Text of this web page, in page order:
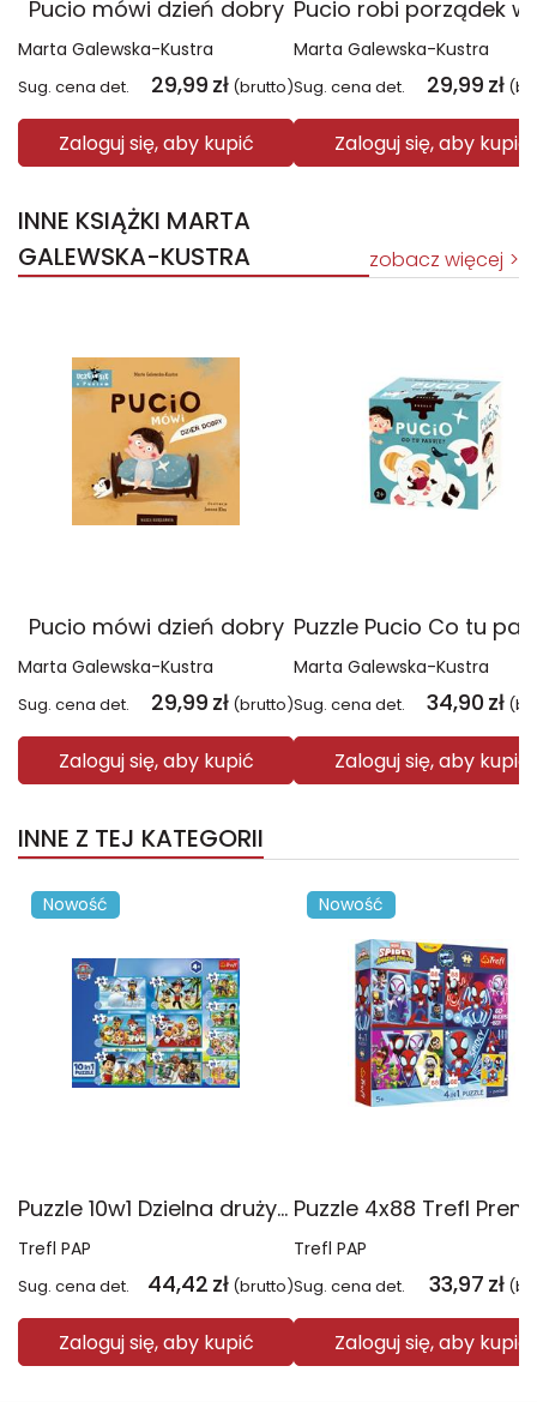
Pucio mówi dzień dobry
Marta Galewska-Kustra
Sug. cena det. 29,99 zł (brutto)
Zaloguj się, aby kupić
Marta Galewska-Kustra
Sug. cena det. 29,99 zł
Zaloguj się, aby kupić
INNE KSIĄŻKI MARTA
GALEWSKA-KUSTRA
zobacz więcej
Pucio mówi dzień dobry
Marta Galewska-Kustra
Sug. cena det. 29,99 zł (brutto)
Zaloguj się, aby kupić
Marta Galewska-Kustra
Sug. cena det. 34,90 zł
Zaloguj się, aby kupić
INNE Z TEJ KATEGORII
Nowość
Puzzle 10w1 Dzielna drużyna Psiego Patrolu 96012
Trefl PAP
Sug. cena det. 44,42 zł (brutto)
Zaloguj się, aby kupić
Nowość
Trefl PAP
Sug. cena det. 33,97 zł
Zaloguj się, aby kupić